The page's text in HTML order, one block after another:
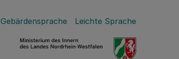
Gebärdensprache Leichte Sprache